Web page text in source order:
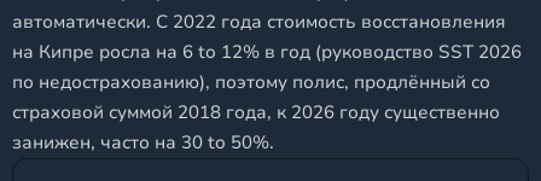
автоматически. С 2022 года стоимость восстановления
на Кипре росла на 6 to 12% в год (руководство SST 2026
по недострахованию), поэтому полис, продлённый со
страховой суммой 2018 года, к 2026 году существенно
занижен, часто на 30 to 50%.